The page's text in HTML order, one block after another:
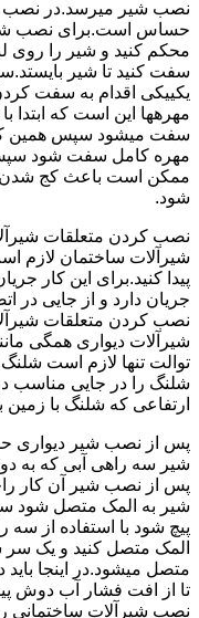
نصب شیر میرسد.در نصب
حساس است.برای نصب شیر
محکم کنید و شیر را روی
سفت کنید تا شیر
یکییکی اقدام به سفت
مهرهها این است که ابتدا
سفت میشود سپس همین کار
مهره کامل سفت شود
ممکن است باعث کج شدن
شود.
نصب کردن متعلقات
شیرآلات ساختمان لازم
پیدا کنید.برای این کار
جریان دارد و از جایی در
نصب کردن متعلقات
شیرآلات دیواری همگی
توالت تنها لازم است
شلنگ را در جایی مناسب
ارتفاعی که شلنگ با زمین
پس از نصب شیر دیواری
شیر سه راهی آبی که به
پس از نصب شیر آن کار
شیر به المک متصل شود
پیچ شود با استفاده از
المک متصل کنید و یک
متصل میشود.در اینجا
تا از افت فشار آب دوش
نصب شیرآلات ساختمانی